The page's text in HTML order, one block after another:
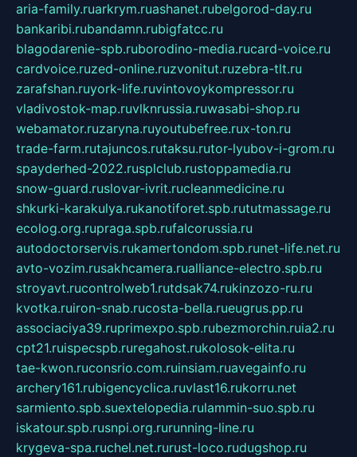
aria-family.ruarkrym.ruashanet.rubelgorod-day.ru
bankaribi.rubandamn.rubigfatcc.ru
blagodarenie-spb.ruborodino-media.rucard-voice.ru
cardvoice.ruzed-online.ruzvonitut.ruzebra-tlt.ru
zarafshan.ruyork-life.ruvintovoykompressor.ru
vladivostok-map.ruvlknrussia.ruwasabi-shop.ru
webamator.ruzaryna.ruyoutubefree.rux-ton.ru
trade-farm.rutajuncos.rutaksu.rutor-lyubov-i-grom.ru
spayderhed-2022.rusplclub.rustoppamedia.ru
snow-guard.ruslovar-ivrit.rucleanmedicine.ru
shkurki-karakulya.rukanotiforet.spb.rututmassage.ru
ecolog.org.rupraga.spb.rufalcorussia.ru
autodoctorservis.rukamertondom.spb.runet-life.net.ru
avto-vozim.rusakhcamera.rualliance-electro.spb.ru
stroyavt.rucontrolweb1.rutdsak74.rukinzozo-ru.ru
kvotka.ruiron-snab.rucosta-bella.rueugrus.pp.ru
associaciya39.ruprimexpo.spb.rubezmorchin.ruia2.ru
cpt21.ruispecspb.ruregahost.rukolosok-elita.ru
tae-kwon.ruconsrio.com.ruinsiam.ruavegainfo.ru
archery161.rubigencyclica.ruvlast16.rukorru.net
sarmiento.spb.suextelopedia.rulammin-suo.spb.ru
iskatour.spb.rusnpi.org.rurunning-line.ru
krygeva-spa.ruchel.net.rurust-loco.rudugshop.ru